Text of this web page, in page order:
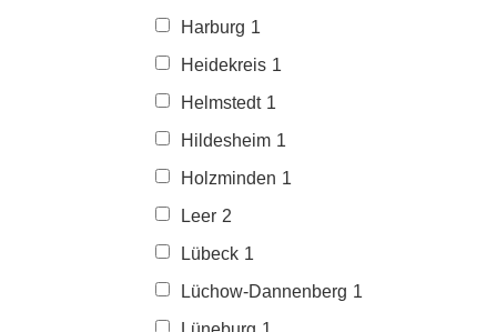
Harburg 1
Heidekreis 1
Helmstedt 1
Hildesheim 1
Holzminden 1
Leer 2
Lübeck 1
Lüchow-Dannenberg 1